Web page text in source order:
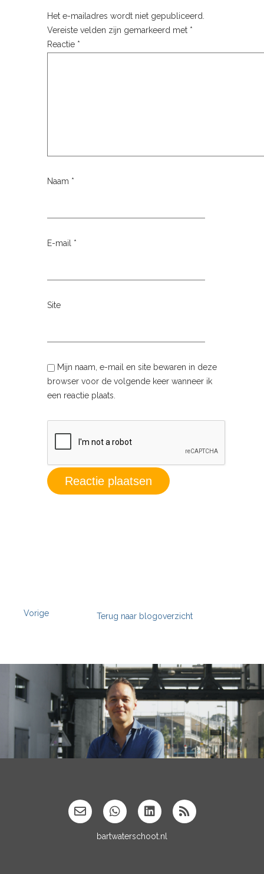
Het e-mailadres wordt niet gepubliceerd.
Vereiste velden zijn gemarkeerd met *
Reactie *
Naam *
E-mail *
Site
Mijn naam, e-mail en site bewaren in deze
browser voor de volgende keer wanneer ik
een reactie plaats.
Vorige Terug naar blogoverzicht
bartwaterschoot.nl